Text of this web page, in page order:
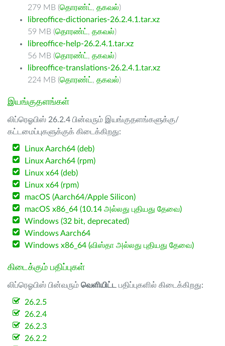
279 MB (தொரண்ட் , தகவல்)
libreoffice-dictionaries-26.2.4.1.tar.xz
59 MB (தொரண்ட் , தகவல்)
libreoffice-help-26.2.4.1.tar.xz
56 MB (தொரண்ட் , தகவல்)
libreoffice-translations-26.2.4.1.tar.xz
224 MB (தொரண்ட் , தகவல்)
இயங்குதளங்கள்
லிப்ரெஓபிஸ் 26.2.4 பின்வரும் இயங்குதளங்களுக்கு/
கட்டமைப்புகளுக்குக் கிடைக்கிறது:
Linux Aarch64 (deb)
Linux Aarch64 (rpm)
Linux x64 (deb)
Linux x64 (rpm)
macOS (Aarch64/Apple Silicon)
macOS x86_64 (10.14 அல்லது புதியது தேவை)
Windows (32 bit, deprecated)
Windows Aarch64
Windows x86_64 (விஸ்தா அல்லது புதியது தேவை)
கிடைக்கும் பதிப்புகள்
லிப்ரெஓபிஸ் பின்வரும் வெளியிட்ட பதிப்புகளில் கிடைக்கிறது:
26.2.5
26.2.4
26.2.3
26.2.2